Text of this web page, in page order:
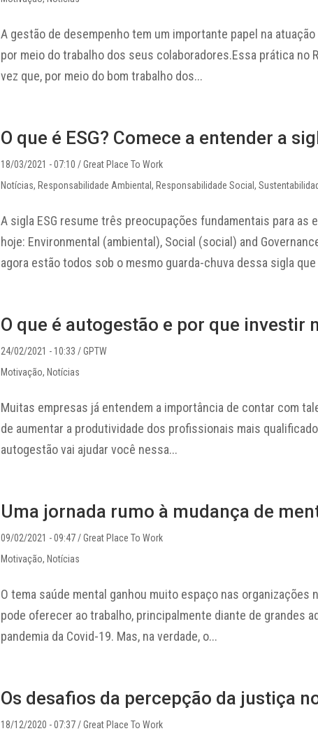
A gestão de desempenho tem um importante papel na
por meio do trabalho dos seus colaboradores.Essa prática no
vez que, por meio do bom trabalho dos...
O que é ESG? Comece a entender a
18/03/2021 - 07:10 / Great Place To Work
Notícias, Responsabilidade Ambiental, Responsabilidade Social,
A sigla ESG resume três preocupações fundamentais para as
hoje: Environmental (ambiental), Social (social) and
agora estão todos sob o mesmo guarda-chuva dessa sigla
O que é autogestão e por que investir
24/02/2021 - 10:33 / GPTW
Motivação, Notícias
Muitas empresas já entendem a importância de contar com
de aumentar a produtividade dos profissionais mais
autogestão vai ajudar você nessa...
Uma jornada rumo à mudança de
09/02/2021 - 09:47/ Great Place To Work
Motivação, Notícias
O tema saúde mental ganhou muito espaço nas
pode oferecer ao trabalho, principalmente diante de grandes
pandemia da Covid-19. Mas, na verdade, o...
Os desafios da percepção da justiça
18/12/2020 - 07:37/ Great Place To Work